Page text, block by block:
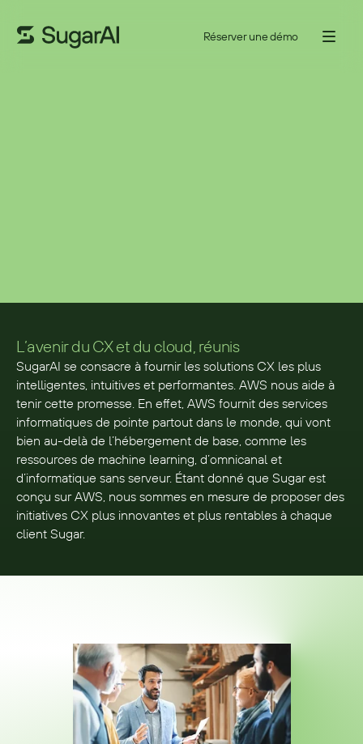
Réserver une démo
L’avenir du CX et du cloud, réunis
SugarAI se consacre à fournir les solutions CX les plus
intelligentes, intuitives et performantes. AWS nous aide à
tenir cette promesse. En effet, AWS fournit des services
informatiques de pointe partout dans le monde, qui vont
bien au-delà de l’hébergement de base, comme les
ressources de machine learning, d’omnicanal et
d’informatique sans serveur. Étant donné que Sugar est
conçu sur AWS, nous sommes en mesure de proposer des
initiatives CX plus innovantes et plus rentables à chaque
client Sugar.